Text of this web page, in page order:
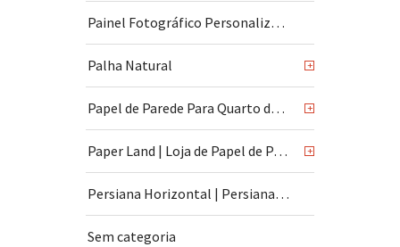
Painel Fotográfico Personalizado
Palha Natural +
Papel de Parede Para Quarto de Bebê +
Paper Land | Loja de Papel de Parede | São Paulo +
Persiana Horizontal | Persiana Vertical
Sem categoria